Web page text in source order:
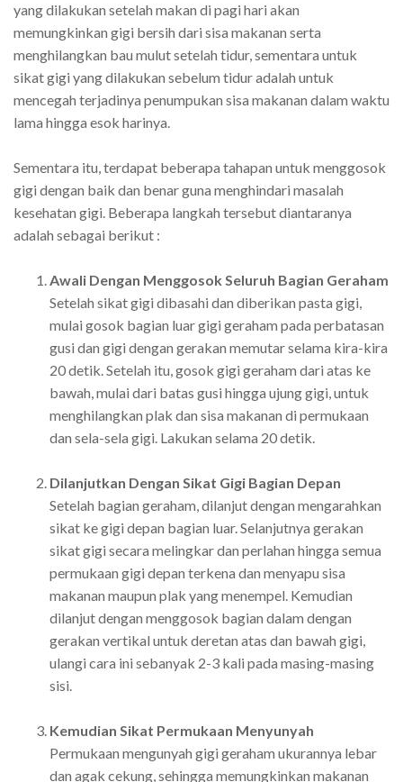
yang dilakukan setelah makan di pagi hari akan
memungkinkan gigi bersih dari sisa makanan serta
menghilangkan bau mulut setelah tidur, sementara untuk
sikat gigi yang dilakukan sebelum tidur adalah untuk
mencegah terjadinya penumpukan sisa makanan dalam waktu
lama hingga esok harinya.
Sementara itu, terdapat beberapa tahapan untuk menggosok
gigi dengan baik dan benar guna menghindari masalah
kesehatan gigi. Beberapa langkah tersebut diantaranya
adalah sebagai berikut :
Awali Dengan Menggosok Seluruh Bagian Geraham
Setelah sikat gigi dibasahi dan diberikan pasta gigi,
mulai gosok bagian luar gigi geraham pada perbatasan
gusi dan gigi dengan gerakan memutar selama kira-kira
20 detik. Setelah itu, gosok gigi geraham dari atas ke
bawah, mulai dari batas gusi hingga ujung gigi, untuk
menghilangkan plak dan sisa makanan di permukaan
dan sela-sela gigi. Lakukan selama 20 detik.
Dilanjutkan Dengan Sikat Gigi Bagian Depan
Setelah bagian geraham, dilanjut dengan mengarahkan
sikat ke gigi depan bagian luar. Selanjutnya gerakan
sikat gigi secara melingkar dan perlahan hingga semua
permukaan gigi depan terkena dan menyapu sisa
makanan maupun plak yang menempel. Kemudian
dilanjut dengan menggosok bagian dalam dengan
gerakan vertikal untuk deretan atas dan bawah gigi,
ulangi cara ini sebanyak 2-3 kali pada masing-masing
sisi.
Kemudian Sikat Permukaan Menyunyah
Permukaan mengunyah gigi geraham ukurannya lebar
dan agak cekung, sehingga memungkinkan makanan